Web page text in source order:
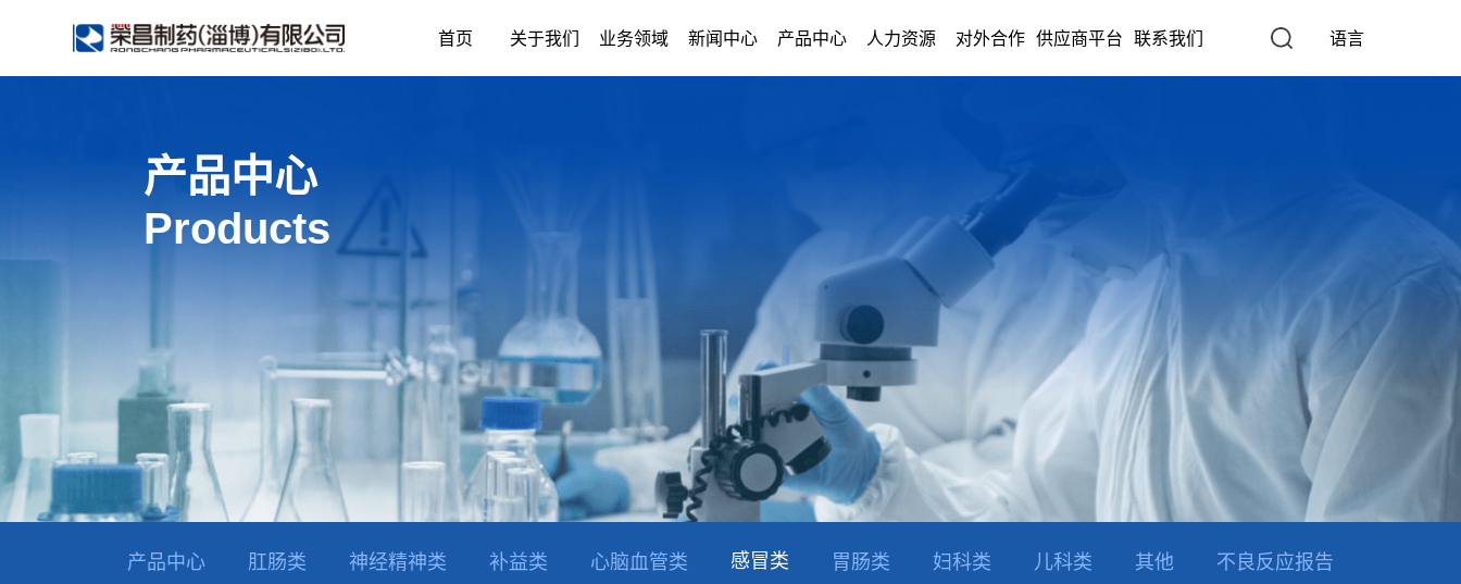
首页 关于我们 业务领域 新闻中心 产品中心 人力资源 对外合作 供应商平台 联系我们 语言
产品中心
Products
产品中心 肛肠类 神经精神类 补益类 心脑血管类 感冒类 胃肠类 妇科类 儿科类 其他 不良反应报告